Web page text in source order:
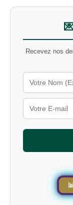
u
m
o
t
-
l
é
u
r
l
e
Recevez nos